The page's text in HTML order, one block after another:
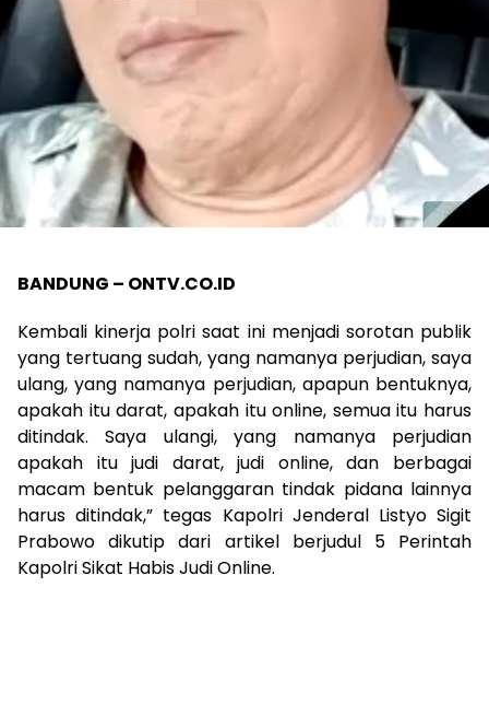
BANDUNG – ONTV.CO.ID
Kembali kinerja polri saat ini menjadi sorotan publik
yang tertuang sudah, yang namanya perjudian, saya
ulang, yang namanya perjudian, apapun bentuknya,
apakah itu darat, apakah itu online, semua itu harus
ditindak. Saya ulangi, yang namanya perjudian
apakah itu judi darat, judi online, dan berbagai
macam bentuk pelanggaran tindak pidana lainnya
harus ditindak,” tegas Kapolri Jenderal Listyo Sigit
Prabowo dikutip dari artikel berjudul 5 Perintah
Kapolri Sikat Habis Judi Online.